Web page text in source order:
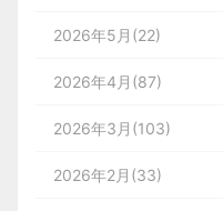
2026年5月(22)
2026年4月(87)
2026年3月(103)
2026年2月(33)